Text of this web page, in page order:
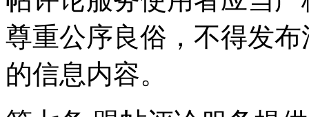
尊重公序良俗，不得发
的信息内容。